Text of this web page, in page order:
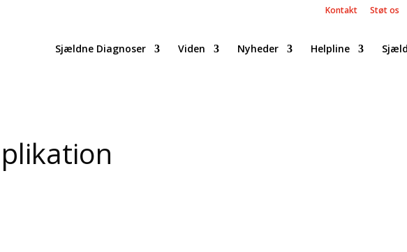
Kontakt Støt os
Sjældne Diagnoser Viden Nyheder Helpline